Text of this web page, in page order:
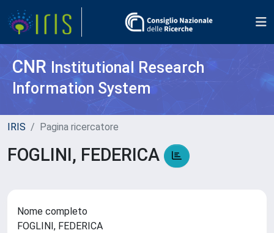
CNR Institutional Research
Information System
IRIS Pagina ricercatore
FOGLINI, FEDERICA
Nome completo
FOGLINI, FEDERICA